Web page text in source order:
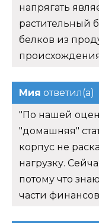
напрягать
растительный
белков из
Мия ответил(а)
"По нашей
"домашняя"
корпус не
нагрузку.
потому что
части